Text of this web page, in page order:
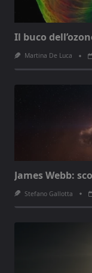
Il buco
Martina De Luca
James Webb:
Stefano Gallotta